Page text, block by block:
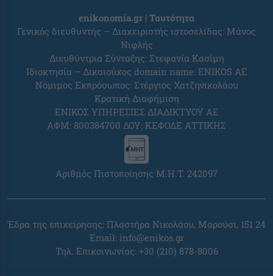
enikonomia.gr | Ταυτότητα
Γενικός διευθυντής – Διαχειριστής ιστοσελίδας: Μάνος
Νιφλής
Διευθύντρια Σύνταξης: Στεφανία Κασίμη
Ιδιοκτησία – Δικαιούχος domain name: ENIKOS AE
Νόμιμος Εκπρόσωπος: Στέργιος Χατζηνικολάου
Κρατική Διαφήμιση
ΕΝΙΚΟΣ ΥΠΗΡΕΣΙΕΣ ΔΙΑΔΙΚΤΥΟΥ ΑΕ
ΑΦΜ: 800384700 ΔΟΥ: ΚΕΦΟΔΕ ΑΤΤΙΚΗΣ
Αριθμός Πιστοποίησης Μ.Η.Τ. 242097
Έδρα της επιχείρησης: Πλαστήρα Νικολάου, Μαρούσι, 151 24
Email: info@enikos.gr
Τηλ. Επικοινωνίας: +30 (210) 878-8006